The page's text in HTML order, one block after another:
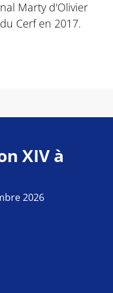
Marty d'Olivier
Cerf en 2017.
XIV à
2026